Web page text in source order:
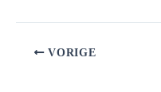
VORIGE